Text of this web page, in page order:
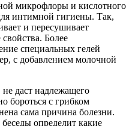
микрофлоры и кислотного
интимной гигиены. Так,
и пересушивает
Более
специальных гелей
с добавлением молочной
даст надлежащего
бороться с грибком
сама причина болезни.
определит какие